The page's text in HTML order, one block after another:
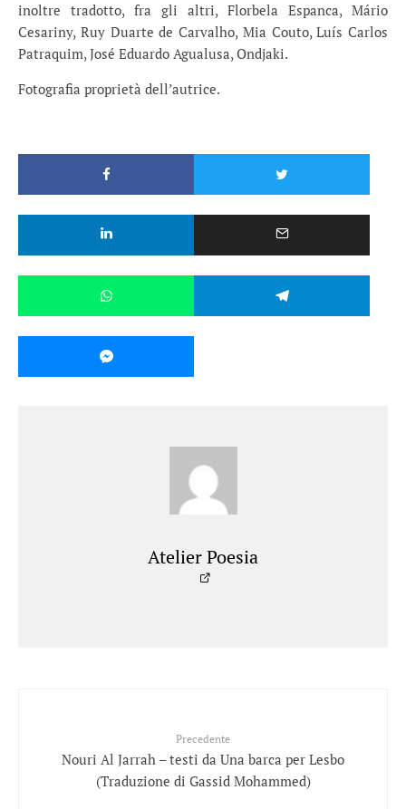
inoltre tradotto, fra gli altri, Florbela Espanca, Mário
Cesariny, Ruy Duarte de Carvalho, Mia Couto, Luís Carlos
Patraquim, José Eduardo Agualusa, Ondjaki.
Fotografia proprietà dell’autrice.
Atelier Poesia
Precedente
Nouri Al Jarrah – testi da Una barca per Lesbo
(Traduzione di Gassid Mohammed)